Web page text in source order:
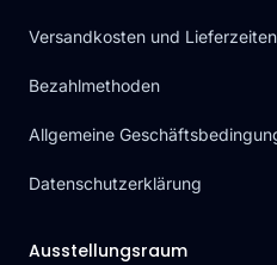
Versandkosten und Lieferzeiten
Bezahlmethoden
Allgemeine
Datenschutzerklärung
Ausstellungsraum